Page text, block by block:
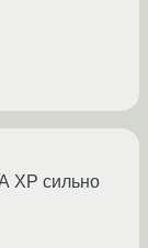
XP сильно